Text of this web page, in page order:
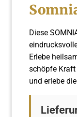
Diese
Erlebe
schöpfe
und erlebe